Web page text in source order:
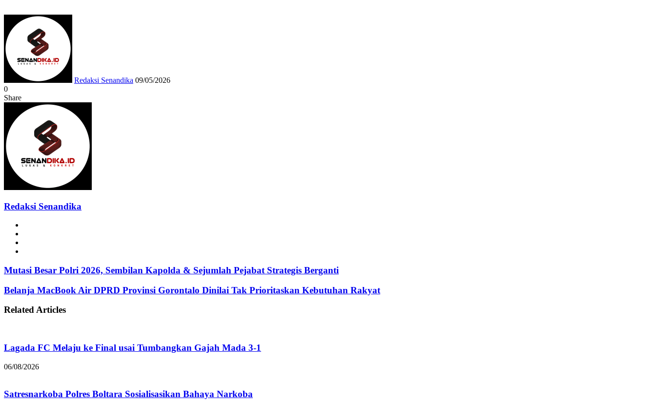
Redaksi Senandika 09/05/2026
0
Share
Facebook
Messenger
Messenger
WhatsApp
Telegram
Redaksi Senandika
Mutasi Besar Polri 2026, Sembilan Kapolda & Sejumlah Pejabat Strategis Berganti
Belanja MacBook Air DPRD Provinsi Gorontalo Dinilai Tak Prioritaskan Kebutuhan Rakyat
Related Articles
Lagada FC Melaju ke Final usai Tumbangkan Gajah Mada 3-1
06/08/2026
Satresnarkoba Polres Boltara Sosialisasikan Bahaya Narkoba